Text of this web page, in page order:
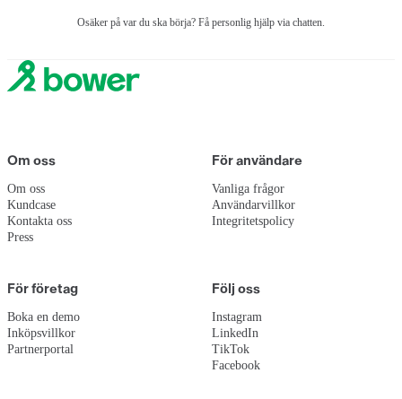
Osäker på var du ska börja? Få personlig hjälp via chatten.
Om oss
Om oss
Kundcase
Kontakta oss
Press
För användare
Vanliga frågor
Användarvillkor
Integritetspolicy
För företag
Boka en demo
Inköpsvillkor
Partnerportal
Följ oss
Instagram
LinkedIn
TikTok
Facebook